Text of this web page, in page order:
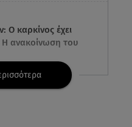
Ο καρκίνος έχει
Η ανακοίνωση του